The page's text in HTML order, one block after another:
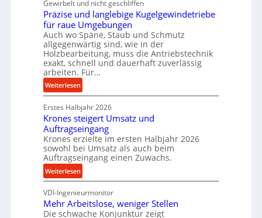
e
i
m
D
r
ü
c
k
p
r
o
z
e
s
s
u
g
e
l
g
e
w
i
n
e
r
i
e
b
u
n
d
H
Gewirbelt und nicht geschliffen
Präzise und langlebige Kugelgewindetriebe
für raue Umgebungen
Auch wo Späne, Staub und Schmutz
allgegenwärtig sind, wie in der
Holzbearbeitung, muss die Antriebstechnik
exakt, schnell und dauerhaft zuverlässig
arbeiten. Für…
Weiterlesen:
P
r
ä
z
i
s
e
u
n
d
l
Erstes Halbjahr 2026
Krones steigert Umsatz und
Auftragseingang
Krones erzielte im ersten Halbjahr 2026
sowohl bei Umsatz als auch beim
Auftragseingang einen Zuwachs.
Weiterlesen:
K
r
o
n
VDI-Ingenieurmonitor
Mehr Arbeitslose, weniger Stellen
Die schwache Konjunktur zeigt